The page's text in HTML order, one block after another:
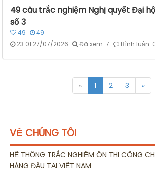
49 câu trắc nghiệm Nghị quyết Đại
số 3
49
49
23:01 27/07/2026
Đã xem: 7 Bình luận: 0
« 1 2 3 »
VỀ CHÚNG TÔI
HỆ THỐNG TRẮC NGHIỆM ÔN THI CÔNG
HÀNG ĐẦU TẠI VIỆT NAM